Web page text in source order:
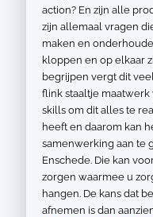
action? En zijn alle
zijn allemaal vragen
maken en
kloppen en op elkaar
begrijpen vergt dit
flink staaltje maatwerk
skills om dit alles te
heeft en daarom kan
samenwerking aan te
Enschede. Die kan
zorgen waarmee u
hangen. De kans dat
afnemen is dan